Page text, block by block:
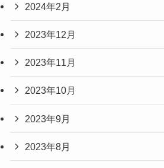
2024年2月
2023年12月
2023年11月
2023年10月
2023年9月
2023年8月